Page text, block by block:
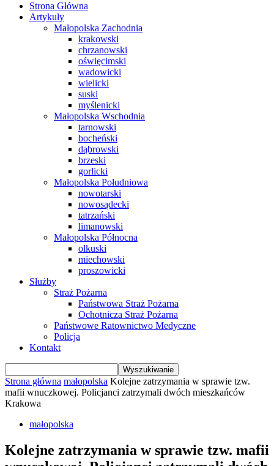
Strona Główna
Artykuły
Małopolska Zachodnia
krakowski
chrzanowski
oświęcimski
wadowicki
wielicki
suski
myślenicki
Małopolska Wschodnia
tarnowski
bocheński
dąbrowski
brzeski
gorlicki
Małopolska Południowa
nowotarski
nowosądecki
tatrzański
limanowski
Małopolska Północna
olkuski
miechowski
proszowicki
Służby
Straż Pożarna
Państwowa Straż Pożarna
Ochotnicza Straż Pożarna
Państwowe Ratownictwo Medyczne
Policja
Kontakt
Strona główna małopolska Kolejne zatrzymania w sprawie tzw.
mafii wnuczkowej. Policjanci zatrzymali dwóch mieszkańców
Krakowa
małopolska
Kolejne zatrzymania w sprawie tzw. mafii